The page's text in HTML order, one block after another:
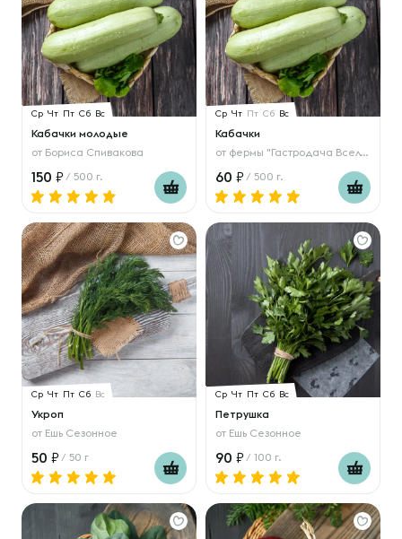
Ср Чт Пт Сб Вс
Кабачки молодые
от Бориса Спивакова
150 / 500 г.
Ср Чт Пт Сб Вс
Кабачки
от фермы "Гастродача Вселуг"
60 / 500 г.
Ср Чт Пт Сб Вс
Укроп
от Ешь Сезонное
50 / 50 г
Ср Чт Пт Сб Вс
Петрушка
от Ешь Сезонное
90 / 100 г.